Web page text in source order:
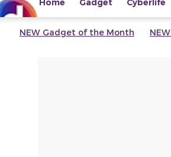
Home Gadget Cyberlife
NEW Gadget of the Month NEW